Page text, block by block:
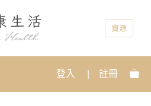
資源
登入 註冊